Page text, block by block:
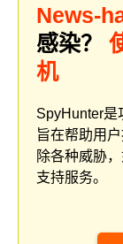
News-
感染？
机
SpyHunter是
旨在帮助用
除各种威胁，
支持服务。